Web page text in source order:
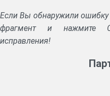
Если Вы обнаружили ошибку
фрагмент и нажмите
исправления!